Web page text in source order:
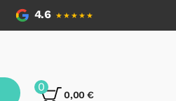
4.6 ★★★★★
0,00 €
0